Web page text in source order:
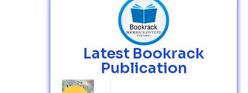
Latest Bookrack
Publication